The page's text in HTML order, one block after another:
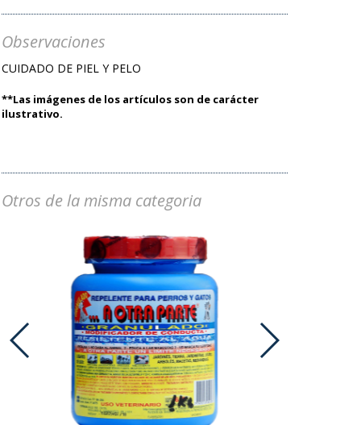
Observaciones
CUIDADO DE PIEL Y PELO
**Las imágenes de los artículos son de carácter
ilustrativo.
Otros de la misma categoria